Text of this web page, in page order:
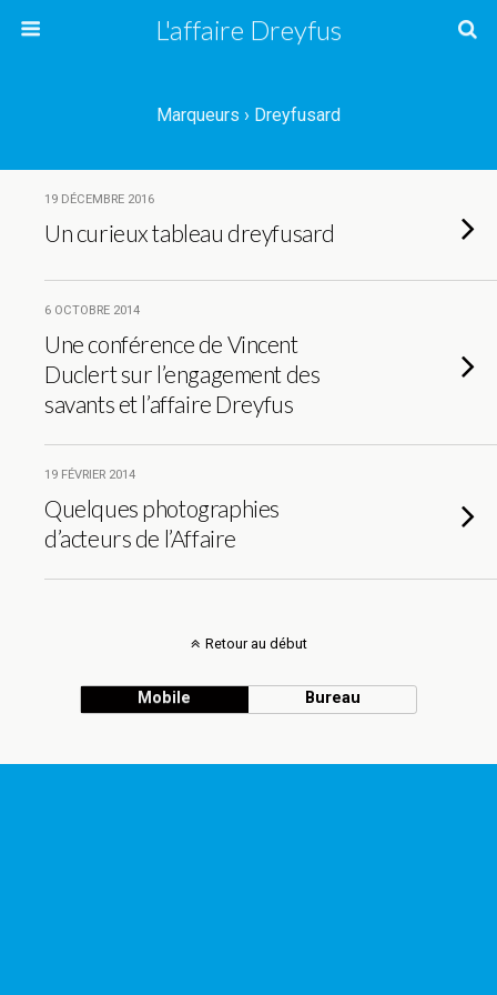
L'affaire Dreyfus
Marqueurs › Dreyfusard
19 DÉCEMBRE 2016
Un curieux tableau dreyfusard
6 OCTOBRE 2014
Une conférence de Vincent
Duclert sur l’engagement des
savants et l’affaire Dreyfus
19 FÉVRIER 2014
Quelques photographies
d’acteurs de l’Affaire
Retour au début
Mobile Bureau